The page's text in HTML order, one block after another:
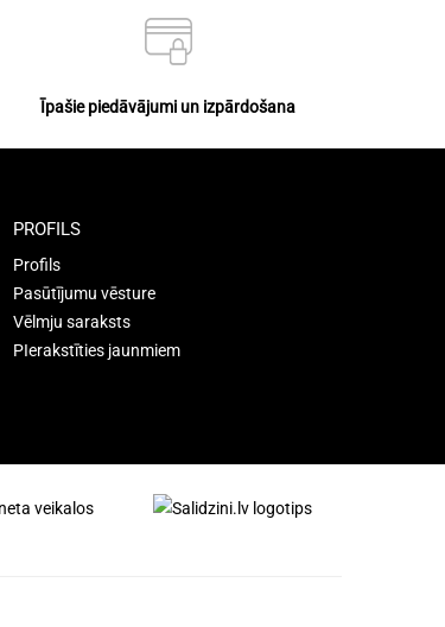
Īpašie piedāvājumi un izpārdošana
PROFILS
Profils
Pasūtījumu vēsture
Vēlmju saraksts
PIerakstīties jaunmiem